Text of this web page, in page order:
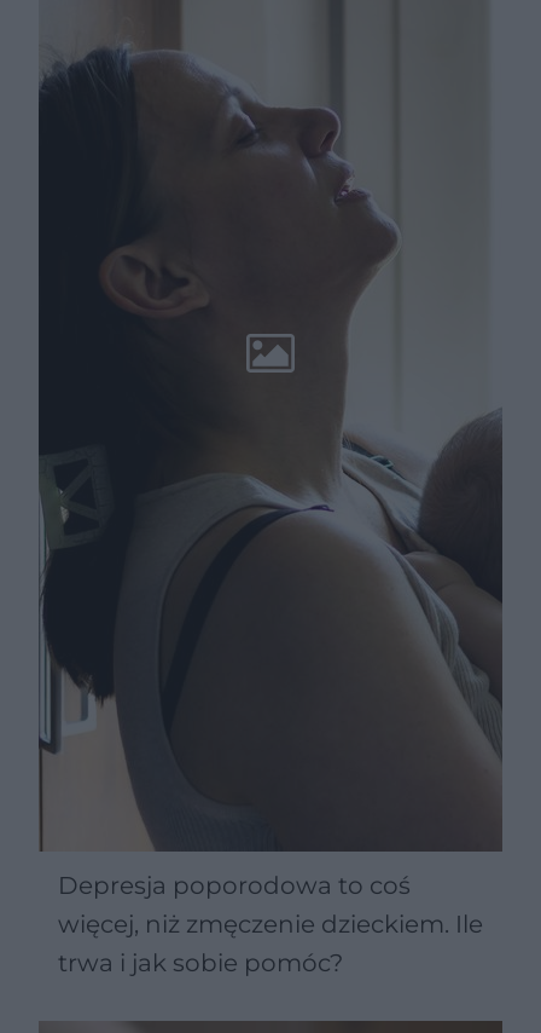
Depresja poporodowa to coś
więcej, niż zmęczenie dzieckiem. Ile
trwa i jak sobie pomóc?